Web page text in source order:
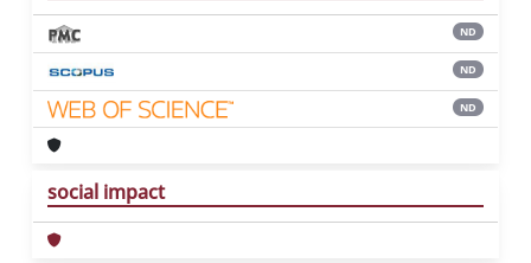
ND
ND
ND
social impact